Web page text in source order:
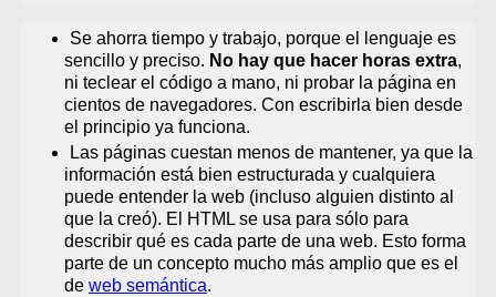
Se ahorra tiempo y trabajo, porque el lenguaje es
sencillo y preciso. No hay que hacer horas extra,
ni teclear el código a mano, ni probar la página en
cientos de navegadores. Con escribirla bien desde
el principio ya funciona.
Las páginas cuestan menos de mantener, ya que la
información está bien estructurada y cualquiera
puede entender la web (incluso alguien distinto al
que la creó). El HTML se usa para sólo para
describir qué es cada parte de una web. Esto forma
parte de un concepto mucho más amplio que es el
de web semántica.